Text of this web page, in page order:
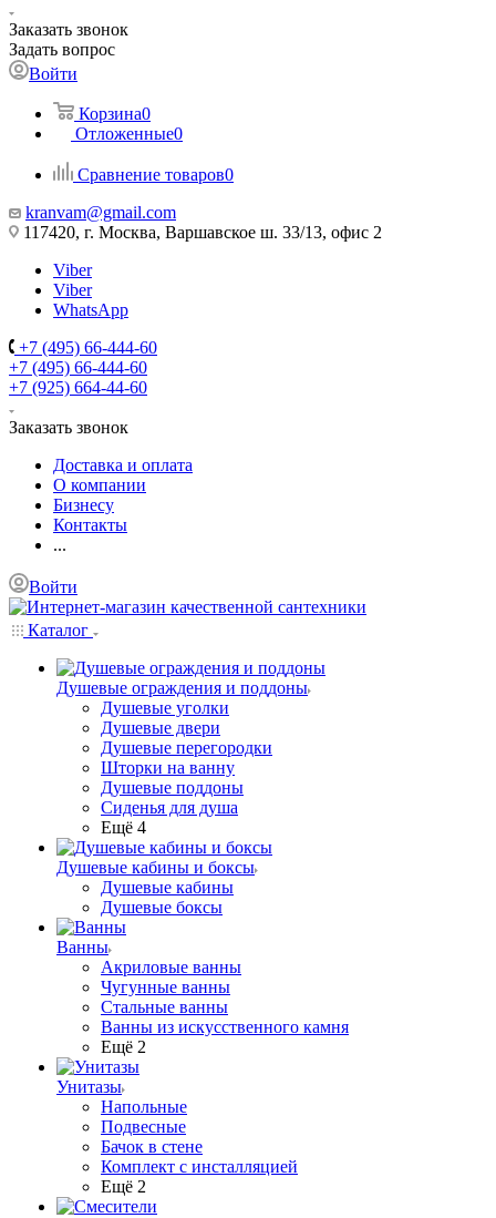
Заказать звонок
Задать вопрос
Войти
Корзина0
Отложенные0
Сравнение товаров0
kranvam@gmail.com
117420, г. Москва, Варшавское ш. 33/13, офис 2
Viber
Viber
WhatsApp
+7 (495) 66-444-60
+7 (495) 66-444-60
+7 (925) 664-44-60
Заказать звонок
Доставка и оплата
О компании
Бизнесу
Контакты
...
Войти
Каталог
Душевые ограждения и поддоны
Душевые уголки
Душевые двери
Душевые перегородки
Шторки на ванну
Душевые поддоны
Сиденья для душа
Ещё 4
Душевые кабины и боксы
Душевые кабины
Душевые боксы
Ванны
Акриловые ванны
Чугунные ванны
Стальные ванны
Ванны из искусственного камня
Ещё 2
Унитазы
Напольные
Подвесные
Бачок в стене
Комплект с инсталляцией
Ещё 2